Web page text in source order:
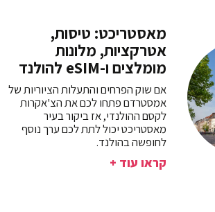
מאסטריכט: טיסות,
אטרקציות, מלונות
מומלצים ו-eSIM להולנד
אם שוק הפרחים והתעלות הציוריות של
אמסטרדם פתחו לכם את הצ'אקרות
לקסם ההולנדי, אז ביקור בעיר
מאסטריכט יכול לתת לכם ערך נוסף
לחופשה בהולנד.
קראו עוד +